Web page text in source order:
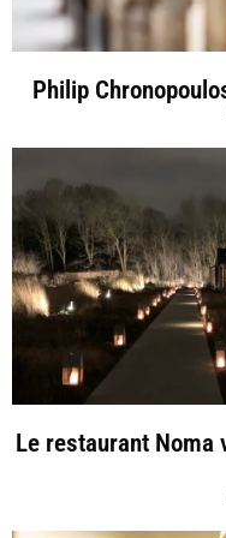
Philip
Le restaurant Noma